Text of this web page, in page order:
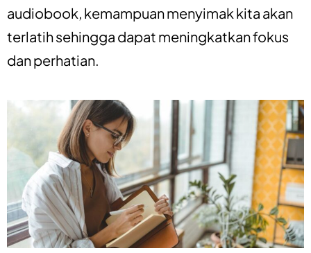
audiobook, kemampuan menyimak kita akan
terlatih sehingga dapat meningkatkan fokus
dan perhatian.